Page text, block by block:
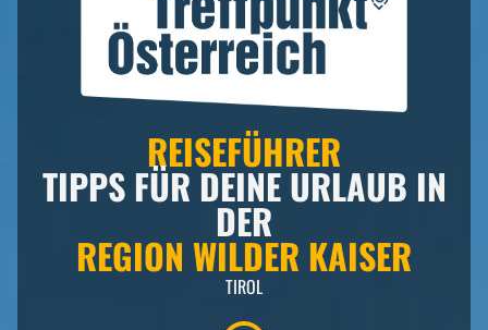
REISEFÜHRER
TIPPS FÜR DEINE URLAUB IN
DER
REGION WILDER KAISER
TIROL